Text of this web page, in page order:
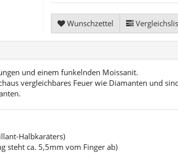
Wunschzettel
und einem funkelnden Moissanit.
vergleichbares Feuer wie Diamanten und
Halbkaräters)
steht ca. 5,5mm vom Finger ab)